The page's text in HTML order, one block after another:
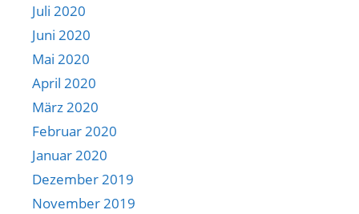
Juli 2020
Juni 2020
Mai 2020
April 2020
März 2020
Februar 2020
Januar 2020
Dezember 2019
November 2019